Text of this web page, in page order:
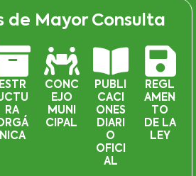
de Mayor Consulta
ESTR
RA
NICA
CONC
EJO
MUNI
CIPAL
PUBLI
CACI
ONES
DIARI
O
OFICI
AL
REGL
AMEN
TO
DE LA
LEY